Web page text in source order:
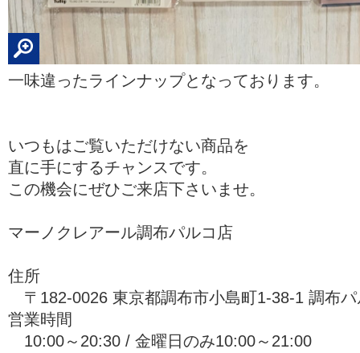
一味違ったラインナップとなっております。
いつもはご覧いただけない商品を
直に手にするチャンスです。
この機会にぜひご来店下さいませ。
マーノクレアール調布パルコ店
住所
〒182-0026 東京都調布市小島町1-38-1 調布パ
営業時間
10:00～20:30 / 金曜日のみ10:00～21:00